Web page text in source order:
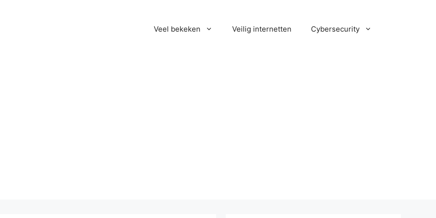
Veel bekeken Veilig internetten Cybersecurity